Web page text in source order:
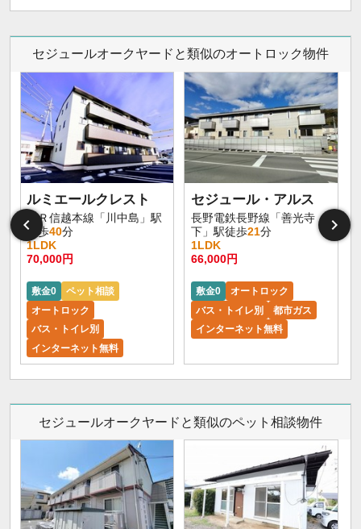
セジュールオークヤードと類似のオートロック物件
ルミエールクレスト
ＪＲ信越本線「川中島」駅
徒歩40分
1LDK
70,000円
敷金0
ペット相談
オートロック
バス・トイレ別
インターネット無料
セジュール・アルス
長野電鉄長野線「善光寺
下」駅徒歩21分
1LDK
66,000円
敷金0
オートロック
バス・トイレ別
都市ガス
インターネット無料
セジュールオークヤードと類似のペット相談物件